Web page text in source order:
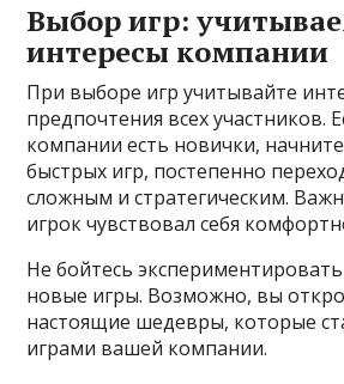
Выбор игр:
интересы компании
При выборе игр учитывайте
предпочтения всех участников.
компании есть новички,
быстрых игр, постепенно
сложным и стратегическим.
игрок чувствовал себя
Не бойтесь
новые игры. Возможно, вы
настоящие шедевры, которые
играми вашей компании.